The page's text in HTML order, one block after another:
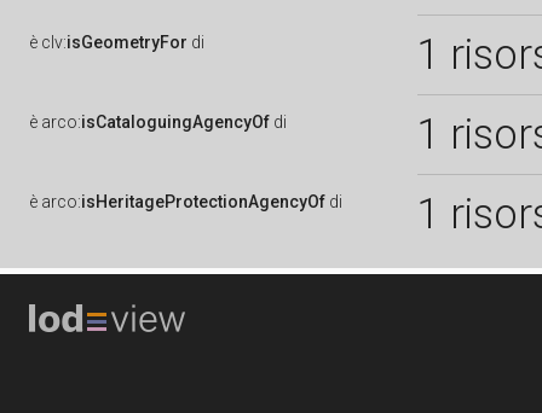
è clv:isGeometryFor di 1
è arco:isCataloguingAgencyOf di 1
è arco:isHeritageProtectionAgencyOf di 1